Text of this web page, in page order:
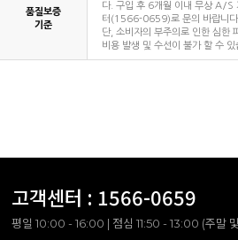
품질보증
기준
다. 구입 후 6개월 이내 무상 A/S
터(1566-0659)로 문의 바랍니
단, 소비자의 부주의로 인한 심한
비용 발생 및 수선이 불가 할 수 있
고객센터 : 1566-0659
평일 10:00 - 16:00 | 점심 11:50 - 13:00 (주말